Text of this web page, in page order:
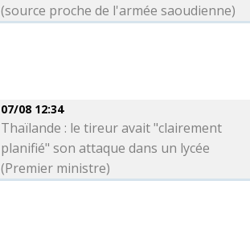
(source proche de l'armée saoudienne)
07/08 12:34
Thaïlande : le tireur avait "clairement
planifié" son attaque dans un lycée
(Premier ministre)